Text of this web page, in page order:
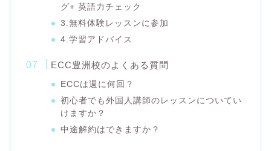
グ+ 英語力チェック
3.無料体験レッスンに参加
4.学習アドバイス
ECC豊洲校のよくある質問
ECCは週に何回？
初心者でも外国人講師のレッスンについてい
けますか？
中途解約はできますか？